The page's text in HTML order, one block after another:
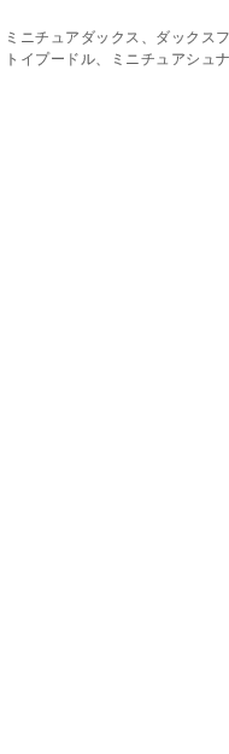
ニチュアダックス、ダックス
イプードル、ミニチュアシュ